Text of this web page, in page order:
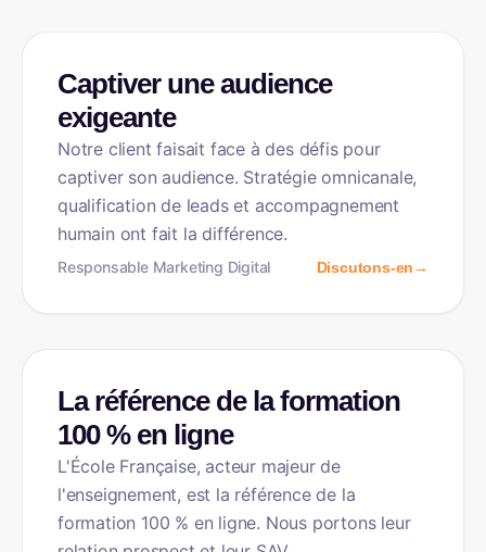
Captiver une audience
exigeante
Notre client faisait face à des défis pour
captiver son audience. Stratégie omnicanale,
qualification de leads et accompagnement
humain ont fait la différence.
Responsable Marketing Digital Discutons-en→
FORMATION
La référence de la formation
100 % en ligne
L'École Française, acteur majeur de
l'enseignement, est la référence de la
formation 100 % en ligne. Nous portons leur